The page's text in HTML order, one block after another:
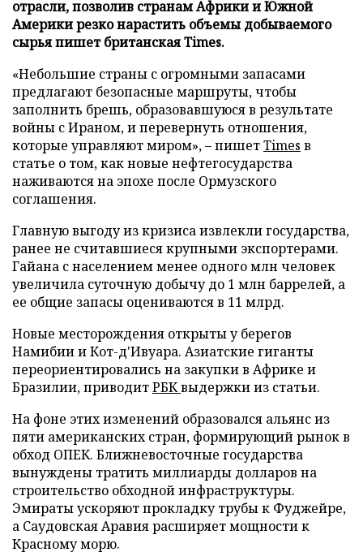
отрасли, позволив странам Африки и Южной
Америки резко нарастить объемы добываемого
сырья пишет британская Times.
«Небольшие страны с огромными запасами
предлагают безопасные маршруты, чтобы
заполнить брешь, образовавшуюся в результате
войны с Ираном, и перевернуть отношения,
которые управляют миром», – пишетTimes в
статье о том, как новые нефтегосударства
наживаются на эпохе после Ормузского
соглашения.
Главную выгоду из кризиса извлекли государства,
ранее не считавшиеся крупными экспортерами.
Гайана с населением менее одного млн человек
увеличила суточную добычу до 1 млн баррелей, а
ее общие запасы оцениваются в 11 млрд.
Новые месторождения открыты у берегов
Намибии и Кот-д'Ивуара. Азиатские гиганты
переориентировались на закупки в Африке и
Бразилии, приводитРБКвыдержки из статьи.
На фоне этих изменений образовался альянс из
пяти американских стран, формирующий рынок в
обход ОПЕК. Ближневосточные государства
вынуждены тратить миллиарды долларов на
строительство обходной инфраструктуры.
Эмираты ускоряют прокладку трубы к Фуджейре,
а Саудовская Аравия расширяет мощности к
Красному морю.